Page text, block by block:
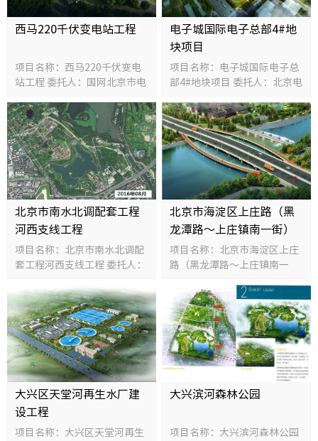
轨道工
其他工
全部工
创新成
科技机
党风廉
工会之
共青团
西马220千伏变电站工程
项目名称：西马220千伏变电
站工程 委托人：国网北京市电
资额：3561万元
电子城国际电子总部4#地
块项目
项目名称：电子城国际电子总
部4#地块项目 委托人：北京电
172765.37平方米 投资额：
60500万元
北京市南水北调配套工程
河西支线工程
项目名称：北京市南水北调配
套工程河西支线工程 委托人：
室 规模：10818平方米 投资
额：26672万元
北京市海淀区上庄路（黑
龙潭路～上庄镇南一街）
市政工程K7+700～
K8+200标段
项目名称：北京市海淀区上庄
路（黑龙潭路～上庄镇南一
K8+200标段 委托人：北京海
融达投资建设有限公司 规模：
桥长约175米，道路长约325
米 投资额：8500万元
大兴区天堂河再生水厂建
设工程
项目名称：大兴区天堂河再生
大兴滨河森林公园
项目名称：大兴滨河森林公园